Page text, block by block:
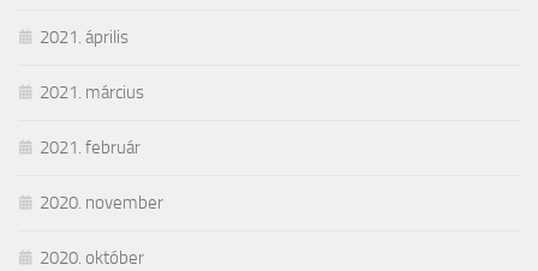
2021. április
2021. március
2021. február
2020. november
2020. október